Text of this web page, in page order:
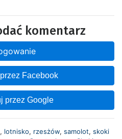
komentarz
Facebook
przez Google
, lotnisko, rzesżów, samolot, skoki